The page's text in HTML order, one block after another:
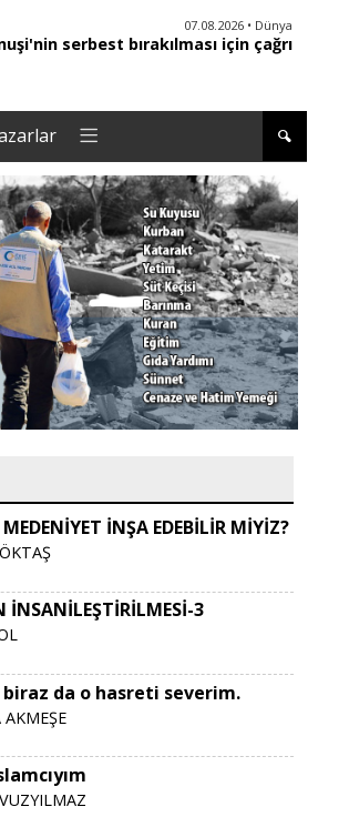
07.08.2026 • Dünya
serbest bırakılması için çağrı
06.08.2026 • Yorum - Analiz
Kalbi: Duygusal Zekâ ile Çocuk
İNŞA EDEBİLİR MİYİZ?
İNSANİLEŞTİRİLMESİ-3
da o hasreti severim.